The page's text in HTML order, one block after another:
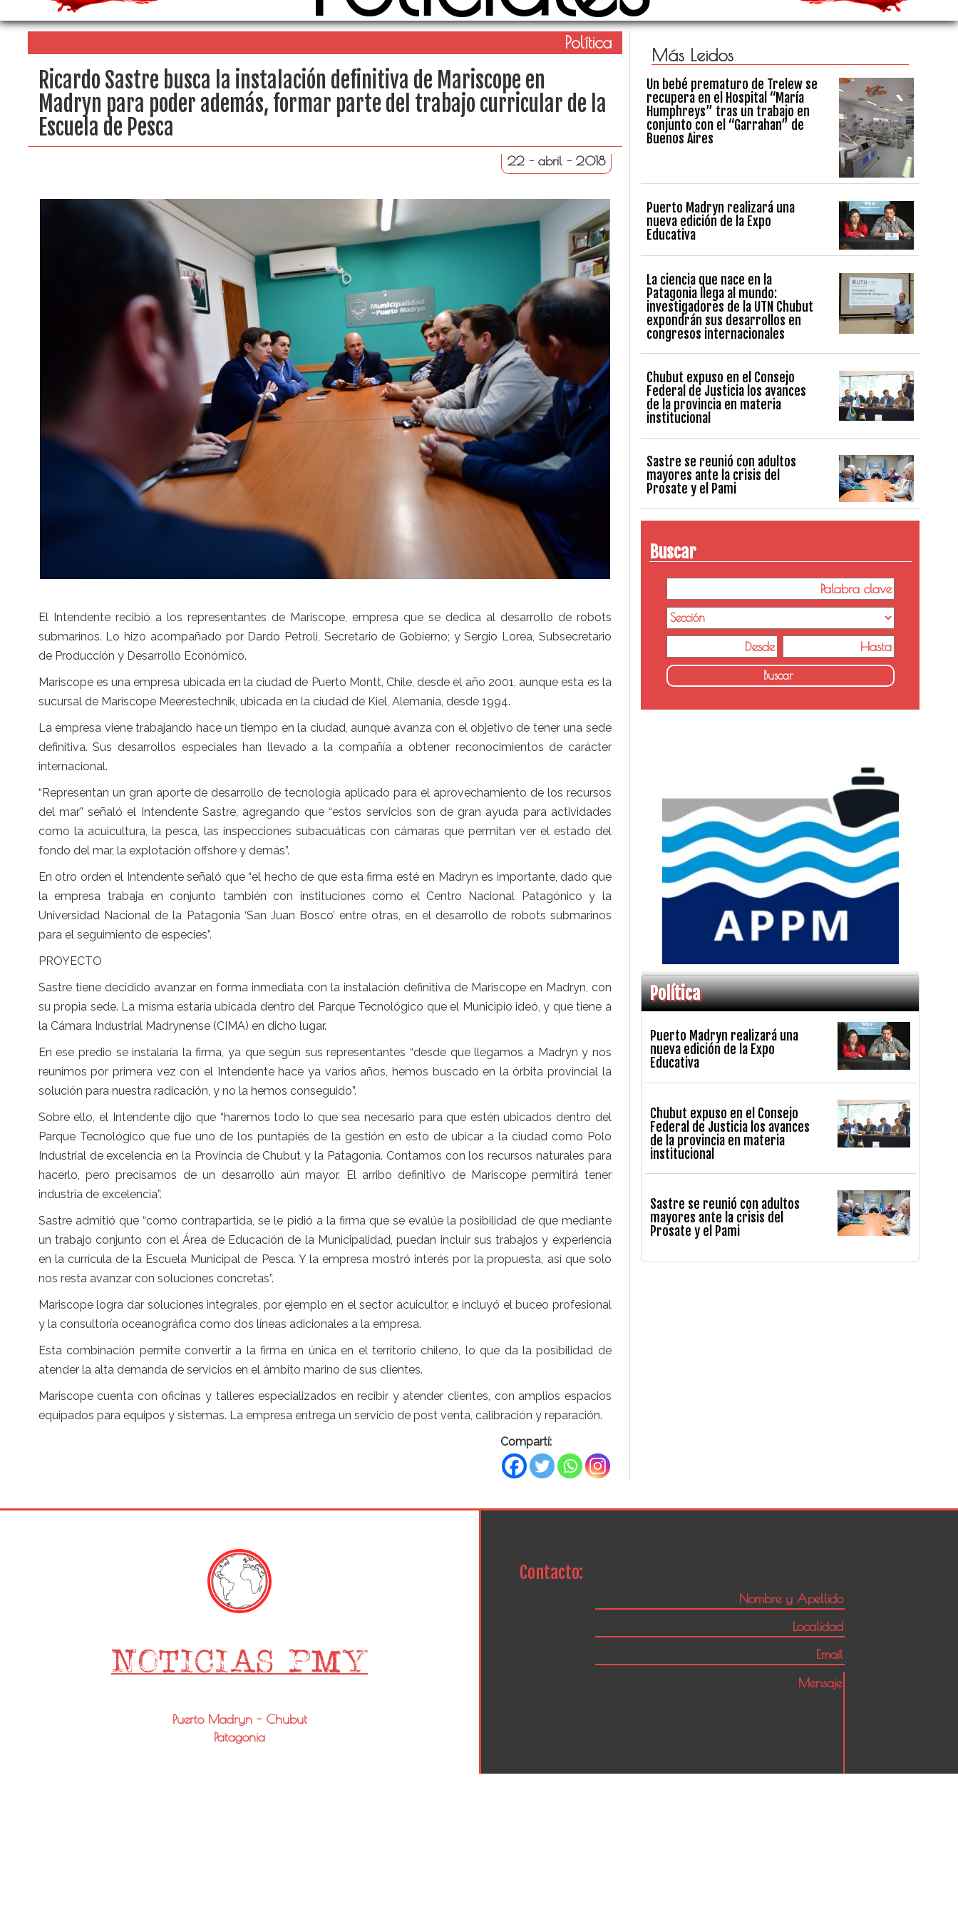
Política
Ricardo Sastre busca la instalación definitiva de Mariscope en
Madryn para poder además, formar parte del trabajo curricular de la
Escuela de Pesca
22 - abril - 2018
El Intendente recibió a los representantes de Mariscope, empresa que se dedica al desarrollo de robots
submarinos. Lo hizo acompañado por Dardo Petroli, Secretario de Gobierno; y Sergio Lorea, Subsecretario
de Producción y Desarrollo Económico.
Mariscope es una empresa ubicada en la ciudad de Puerto Montt, Chile, desde el año 2001, aunque esta es la
sucursal de Mariscope Meerestechnik, ubicada en la ciudad de Kiel, Alemania, desde 1994.
La empresa viene trabajando hace un tiempo en la ciudad, aunque avanza con el objetivo de tener una sede
definitiva. Sus desarrollos especiales han llevado a la compañía a obtener reconocimientos de carácter
internacional.
“Representan un gran aporte de desarrollo de tecnología aplicado para el aprovechamiento de los recursos
del mar” señaló el Intendente Sastre, agregando que “estos servicios son de gran ayuda para actividades
como la acuicultura, la pesca, las inspecciones subacuáticas con cámaras que permitan ver el estado del
fondo del mar, la explotación offshore y demás”.
En otro orden el Intendente señaló que “el hecho de que esta firma esté en Madryn es importante, dado que
la empresa trabaja en conjunto también con instituciones como el Centro Nacional Patagónico y la
Universidad Nacional de la Patagonia ‘San Juan Bosco’ entre otras, en el desarrollo de robots submarinos
para el seguimiento de especies”.
PROYECTO
Sastre tiene decidido avanzar en forma inmediata con la instalación definitiva de Mariscope en Madryn, con
su propia sede. La misma estaría ubicada dentro del Parque Tecnológico que el Municipio ideó, y que tiene a
la Cámara Industrial Madrynense (CIMA) en dicho lugar.
En ese predio se instalaría la firma, ya que según sus representantes “desde que llegamos a Madryn y nos
reunimos por primera vez con el Intendente hace ya varios años, hemos buscado en la órbita provincial la
solución para nuestra radicación, y no la hemos conseguido”.
Sobre ello, el Intendente dijo que “haremos todo lo que sea necesario para que estén ubicados dentro del
Parque Tecnológico que fue uno de los puntapiés de la gestión en esto de ubicar a la ciudad como Polo
Industrial de excelencia en la Provincia de Chubut y la Patagonia. Contamos con los recursos naturales para
hacerlo, pero precisamos de un desarrollo aún mayor. El arribo definitivo de Mariscope permitirá tener
industria de excelencia”.
Sastre admitió que “como contrapartida, se le pidió a la firma que se evalúe la posibilidad de que mediante
un trabajo conjunto con el Área de Educación de la Municipalidad, puedan incluir sus trabajos y experiencia
en la currícula de la Escuela Municipal de Pesca. Y la empresa mostró interés por la propuesta, así que solo
nos resta avanzar con soluciones concretas”.
Mariscope logra dar soluciones integrales, por ejemplo en el sector acuicultor, e incluyó el buceo profesional
y la consultoría oceanográfica como dos líneas adicionales a la empresa.
Esta combinación permite convertir a la firma en única en el territorio chileno, lo que da la posibilidad de
atender la alta demanda de servicios en el ámbito marino de sus clientes.
Mariscope cuenta con oficinas y talleres especializados en recibir y atender clientes, con amplios espacios
equipados para equipos y sistemas. La empresa entrega un servicio de post venta, calibración y reparación.
Compartí:
Más Leidos
Un bebé prematuro de Trelew se
recupera en el Hospital “María
Humphreys” tras un trabajo en
conjunto con el “Garrahan” de
Buenos Aires
Puerto Madryn realizará una
nueva edición de la Expo
Educativa
La ciencia que nace en la
Patagonia llega al mundo:
investigadores de la UTN Chubut
expondrán sus desarrollos en
congresos internacionales
Chubut expuso en el Consejo
Federal de Justicia los avances
de la provincia en materia
institucional
Sastre se reunió con adultos
mayores ante la crisis del
Prosate y el Pami
Buscar
Política
Puerto Madryn realizará una
nueva edición de la Expo
Educativa
Chubut expuso en el Consejo
Federal de Justicia los avances
de la provincia en materia
institucional
Sastre se reunió con adultos
mayores ante la crisis del
Prosate y el Pami
Puerto Madryn - Chubut
Patagonia
Contacto: